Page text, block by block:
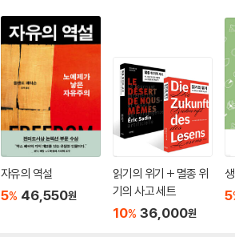
자유의 역설
5% 46,550원
읽기의 위기 + 멸종 위
기의 사고 세트
10% 36,000원
5